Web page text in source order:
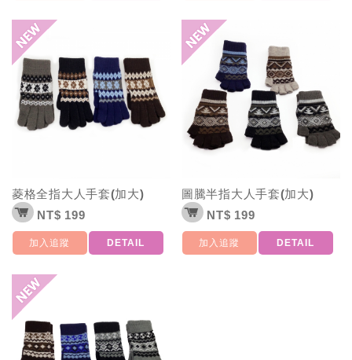
菱格全指大人手套(加大)
NT$ 199
加入追蹤 DETAIL
圖騰半指大人手套(加大)
NT$ 199
加入追蹤 DETAIL